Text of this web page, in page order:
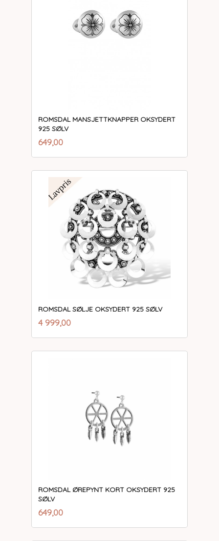
ROMSDAL MANSJETTKNAPPER OKSYDERT
925 SØLV
Pris
649,00mva.
ROMSDAL SØLJE OKSYDERT 925 SØLV
Pris
4 999,00mva.
ROMSDAL ØREPYNT KORT OKSYDERT 925
SØLV
Pris
649,00mva.